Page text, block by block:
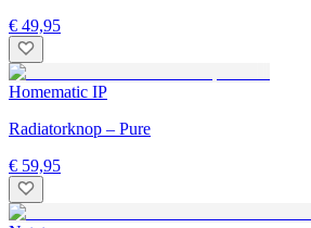
€ 49,95
Homematic IP
Radiatorknop – Pure
€ 59,95